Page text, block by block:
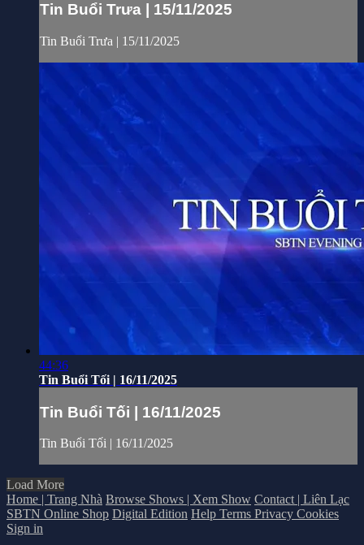
Tin Buổi Trưa | 15/11/2025
Tin Buổi Trưa | 15/11/2025
44:36
Tin Buổi Tối | 16/11/2025
Tin Buổi Tối | 16/11/2025
Tin Buổi Tối | 16/11/2025
Load More
Home | Trang Nhà Browse Shows | Xem Show Contact | Liên Lạc
SBTN Online Shop Digital Edition Help Terms Privacy Cookies
Sign in